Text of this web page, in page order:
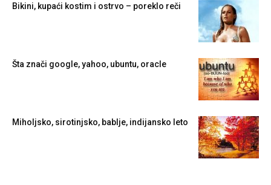
Bikini, kupaći kostim i ostrvo – poreklo reči
Šta znači google, yahoo, ubuntu, oracle
Miholjsko, sirotinjsko, bablje, indijansko leto